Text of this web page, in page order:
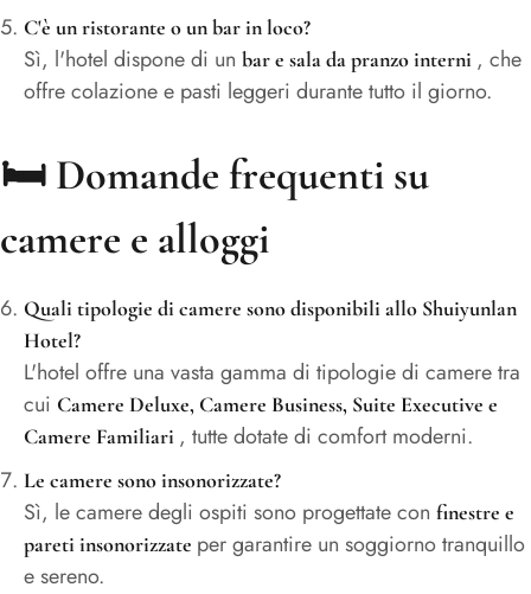
C'è un ristorante o un bar in loco?
Sì, l'hotel dispone di un bar e sala da pranzo interni , che
offre colazione e pasti leggeri durante tutto il giorno.
🛏️ Domande frequenti su
camere e alloggi
Quali tipologie di camere sono disponibili allo Shuiyunlan
Hotel?
L'hotel offre una vasta gamma di tipologie di camere tra
cui Camere Deluxe, Camere Business, Suite Executive e
Camere Familiari , tutte dotate di comfort moderni.
Le camere sono insonorizzate?
Sì, le camere degli ospiti sono progettate con finestre e
pareti insonorizzate per garantire un soggiorno tranquillo
e sereno.